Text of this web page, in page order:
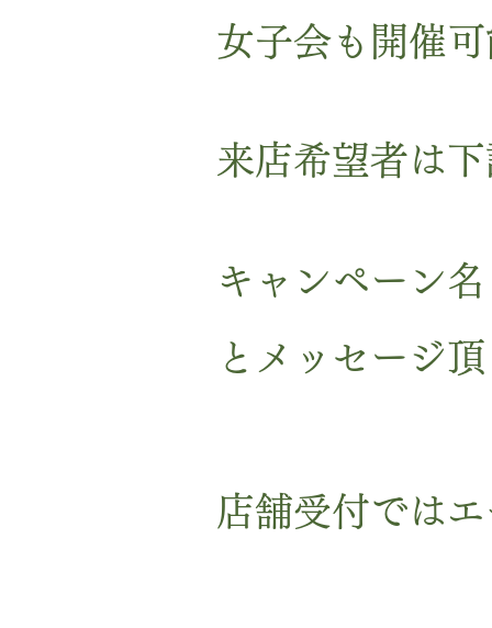
女子会も開催
来店希望者は
キャンペーン
とメッセージ
店舗受付では